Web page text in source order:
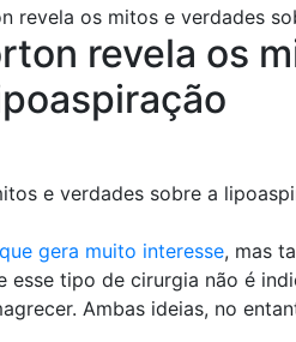
revela os mitos e verdades
revela os
gera muito interesse, mas
esse tipo de cirurgia não é
Ambas ideias, no